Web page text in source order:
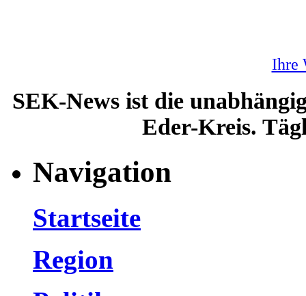
Ihre
SEK-News ist die
Eder-Kreis.
Navigation
Startseite
Region